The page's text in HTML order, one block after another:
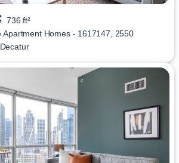
736 ft²
Apartment Homes - 1617147, 2550